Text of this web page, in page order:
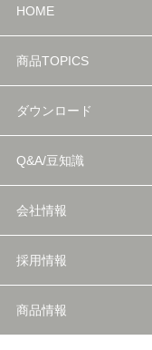
HOME
商品TOPICS
ダウンロード
Q&A/豆知識
会社情報
採用情報
商品情報